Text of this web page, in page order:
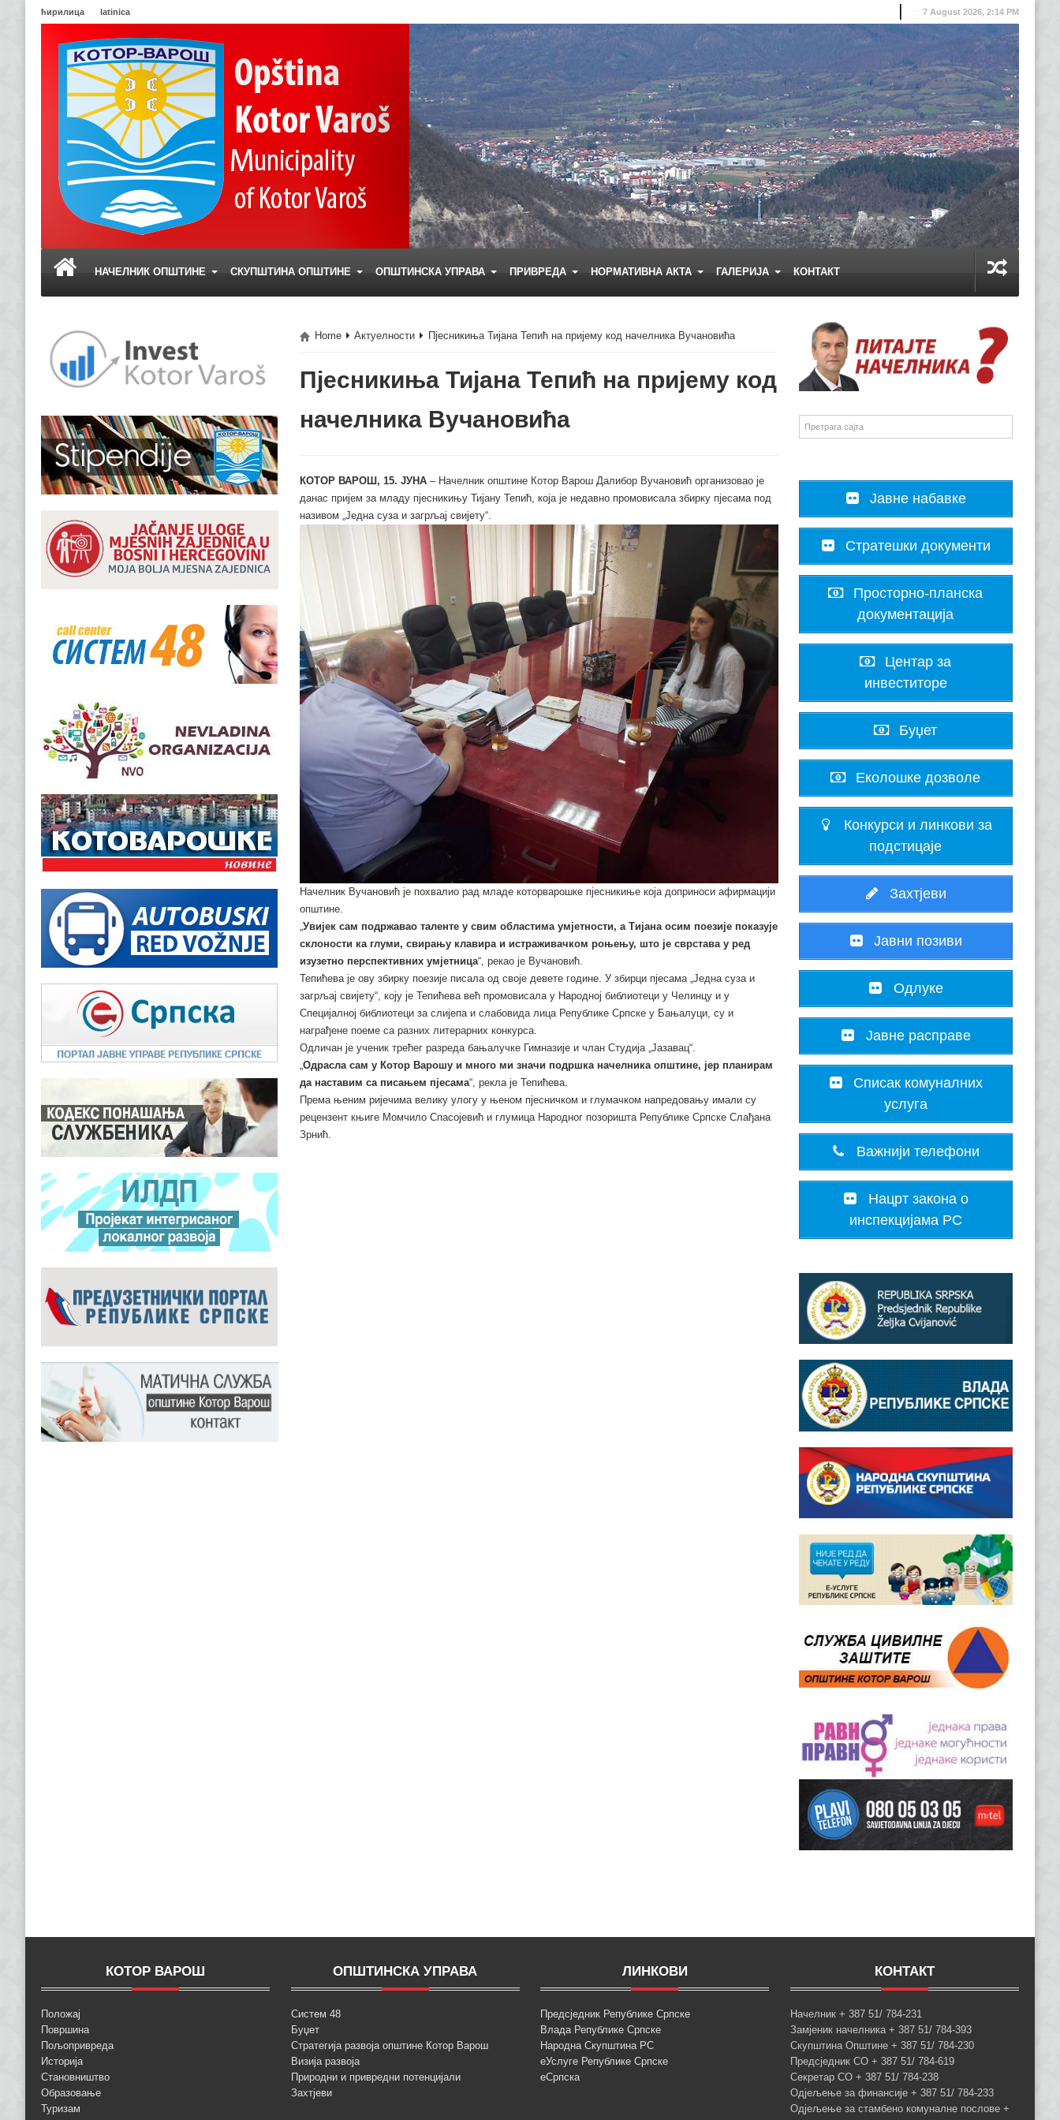
ћирилица latinica 7 August 2026, 2:14 PM
НАЧЕЛНИК ОПШТИНЕ СКУПШТИНА ОПШТИНЕ ОПШТИНСКА УПРАВА ПРИВРЕДА НОРМАТИВНА АКТА ГАЛЕРИЈА КОНТАКТ
Home Актуелности Пјесникиња Тијана Тепић на пријему код начелника Вучановића
Пјесникиња Тијана Тепић на пријему код
начелника Вучановића
КОТОР ВАРОШ, 15. ЈУНА– Начелник општине Котор Варош Далибор Вучановић организовао је
данас пријем за младу пјесникињу Тијану Тепић, која је недавно промовисала збирку пјесама под
називом „Једна суза и загрљај свијету“.
Начелник Вучановић је похвалио рад младе которварошке пјесникиње која доприноси афирмацији
општине.
„Увијек сам подржавао таленте у свим областима умјетности, а Тијана осим поезије показује
склоности ка глуми, свирању клавира и истраживачком роњењу, што је сврстава у ред
изузетно перспективних умјетница“, рекао је Вучановић.
Тепићева је ову збирку поезије писала од своје девете године. У збирци пјесама „Једна суза и
загрљај свијету“, коју је Тепићева већ промовисала у Народној библиотеци у Челинцу и у
Специјалној библиотеци за слијепа и слабовида лица Републике Српске у Бањалуци, су и
награђене поеме са разних литерарних конкурса.
Одличан је ученик трећег разреда бањалучке Гимназије и члан Студија „Јазавац“.
„Одрасла сам у Котор Варошу и много ми значи подршка начелника општине, јер планирам
да наставим са писањем пјесама“, рекла је Тепићева.
Према њеним ријечима велику улогу у њеном пјесничком и глумачком напредовању имали су
рецензент књиге Момчило Спасојевић и глумица Народног позоришта Републике Српске Слађана
Зрнић.
Јавне набавке
Стратешки документи
Просторно-планска
документација
Центар за
инвеститоре
Буџет
Еколошке дозволе
Конкурси и линкови за
подстицаје
Захтјеви
Јавни позиви
Одлуке
Јавне расправе
Списак комуналних
услуга
Важнији телефони
Нацрт закона о
инспекцијама РС
КОТОР ВАРОШ
Положај
Површина
Пољопривреда
Историја
Становништво
Образовање
Туризам
ОПШТИНСКА УПРАВА
Систем 48
Буџет
Стратегија развоја општине Котор Варош
Визија развоја
Природни и привредни потенцијали
Захтјеви
ЛИНКОВИ
Предсједник Републике Српске
Влада Републике Српске
Народна Скупштина РС
еУслуге Републике Српске
еСрпска
КОНТАКТ
Начелник + 387 51/ 784-231
Замјеник начелника + 387 51/ 784-393
Скупштина Општине + 387 51/ 784-230
Предсједник СО + 387 51/ 784-619
Секретар СО + 387 51/ 784-238
Одјељење за финансије + 387 51/ 784-233
Одјељење за стамбено комуналне послове +